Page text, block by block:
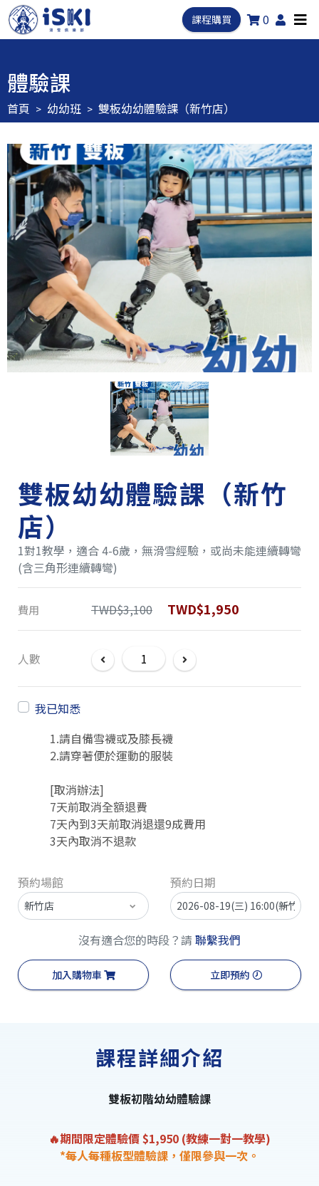
課程購買 0
體驗課
首頁 幼幼班 雙板幼幼體驗課（新竹店）
雙板幼幼體驗課（新竹
店）
1對1教學，適合 4-6歲，無滑雪經驗，或尚未能連續轉彎
(含三角形連續轉彎)
費用 TWD$3,100 TWD$1,950
人數
我已知悉
1.請自備雪襪或及膝長襪
2.請穿著便於運動的服裝
[取消辦法]
7天前取消全額退費
7天內到3天前取消退還9成費用
3天內取消不退款
預約場館 預約日期
沒有適合您的時段？請 聯繫我們
加入購物車 立即預約
課程詳細介紹
雙板初階幼幼體驗課
🔥期間限定體驗價 $1,950 (教練一對一教學)
*每人每種板型體驗課，僅限參與一次。